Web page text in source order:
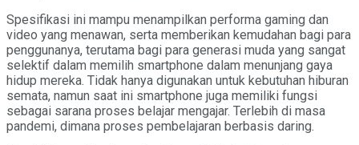
Spesifikasi ini mampu menampilkan performa gaming dan
video yang menawan, serta memberikan kemudahan bagi para
penggunanya, terutama bagi para generasi muda yang sangat
selektif dalam memilih smartphone dalam menunjang gaya
hidup mereka. Tidak hanya digunakan untuk kebutuhan hiburan
semata, namun saat ini smartphone juga memiliki fungsi
sebagai sarana proses belajar mengajar. Terlebih di masa
pandemi, dimana proses pembelajaran berbasis daring.